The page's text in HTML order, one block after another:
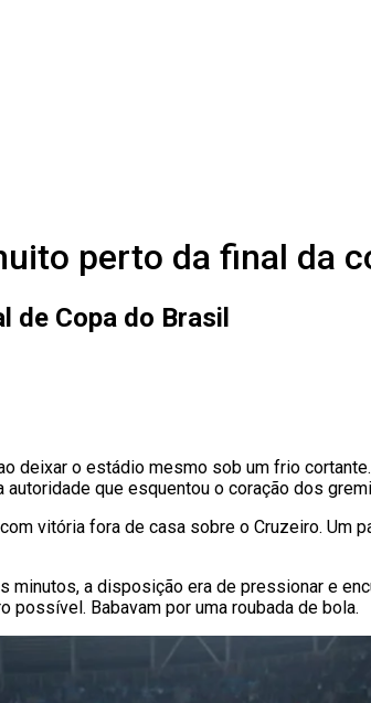
perto da final da
de Copa do Brasil
deixar o estádio mesmo sob um frio
que esquentou o coração dos
vitória fora de casa sobre o Cruzeiro. Um
a disposição era de pressionar e
Babavam por uma roubada de bola.